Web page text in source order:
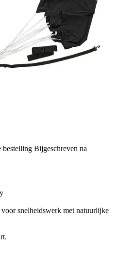
bestelling Bijgeschreven na
snelheidswerk met natuurlijke
.